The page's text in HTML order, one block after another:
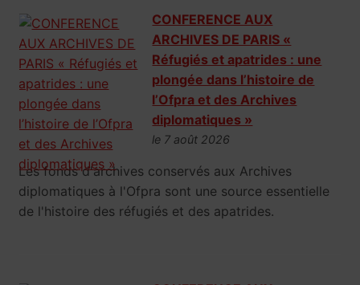
CONFERENCE AUX
ARCHIVES DE PARIS «
Réfugiés et apatrides : une
plongée dans l’histoire de
l’Ofpra et des Archives
diplomatiques »
le 7 août 2026
Les fonds d'archives conservés aux Archives
diplomatiques à l'Ofpra sont une source essentielle
de l'histoire des réfugiés et des apatrides.